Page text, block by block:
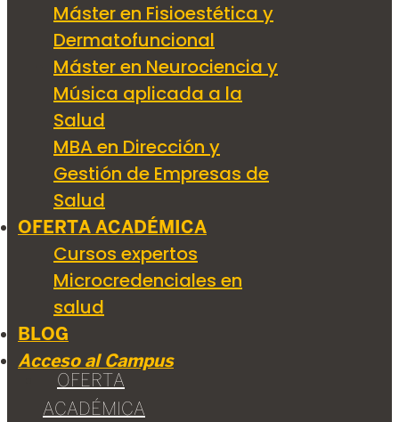
Máster en Fisioestética y
Dermatofuncional
Máster en Neurociencia y
Música aplicada a la
Salud
MBA en Dirección y
Gestión de Empresas de
Salud
OFERTA ACADÉMICA
Cursos expertos
Microcredenciales en
salud
BLOG
Acceso al Campus
OFERTA
ACADÉMICA